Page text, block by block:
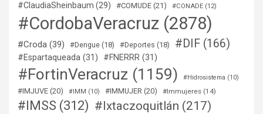
#ClaudiaSheinbaum (29) #COMUDE (21) #CONADE (12)
#CordobaVeracruz (2878)
#Croda (39) #Dengue (18) #Deportes (18) #DIF (166)
#Espartaqueada (31) #FNERRR (31)
#FortinVeracruz (1159) #Hidrosistema (10)
#IMJUVE (20) #IMM (10) #IMMUJER (20) #Immujeres (14)
#IMSS (312) #Ixtaczoquitlán (217)